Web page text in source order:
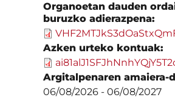
Organoetan dauden
buruzko adierazpena:
Azken urteko kontuak:
Argitalpenaren amaiera-
06/08/2026 -06/08/2027